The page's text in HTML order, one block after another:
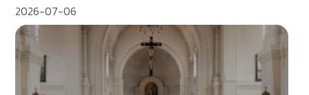
2026-07-06